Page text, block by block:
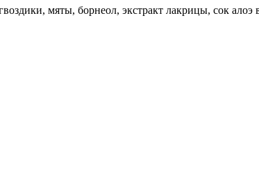
мяты, борнеол, экстракт лакрицы, сок